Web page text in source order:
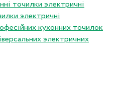
точилки электричнi
электричнi
кухонних точилок
электричних